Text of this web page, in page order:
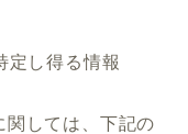
定し得る情報
関しては、下記の